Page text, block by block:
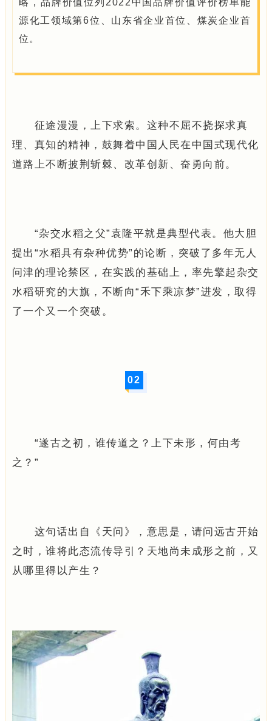
源化工领域第6位、山东省企业首位、煤炭企业首
位。
征途漫漫，上下求索。这种不屈不挠探求真
理、真知的精神，鼓舞着中国人民在中国式现代化
道路上不断披荆斩棘、改革创新、奋勇向前。
“杂交水稻之父”袁隆平就是典型代表。他大胆
提出“水稻具有杂种优势”的论断，突破了多年无人
问津的理论禁区，在实践的基础上，率先擎起杂交
水稻研究的大旗，不断向“禾下乘凉梦”进发，取得
了一个又一个突破。
02
“遂古之初，谁传道之？上下未形，何由考
之？”
这句话出自《天问》，意思是，请问远古开始
之时，谁将此态流传导引？天地尚未成形之前，又
从哪里得以产生？